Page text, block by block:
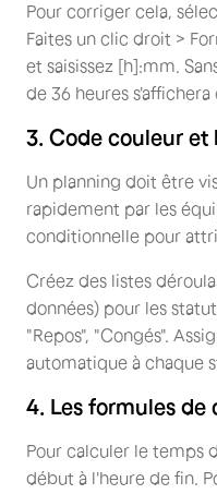
Pour corriger cela,
Faites un clic droit >
et saisissez [h]:mm.
de 36 heures s'affichera
3. Code couleur et
Un planning doit être
rapidement par les
conditionnelle pour
Créez des listes
données) pour les
"Repos", "Congés".
automatique à chaque
4. Les formules de
Pour calculer le temps
début à l'heure de fin.